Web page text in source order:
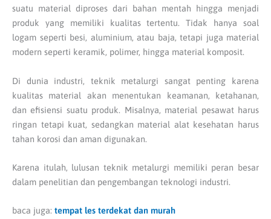
suatu material diproses dari bahan mentah hingga menjadi
produk yang memiliki kualitas tertentu. Tidak hanya soal
logam seperti besi, aluminium, atau baja, tetapi juga material
modern seperti keramik, polimer, hingga material komposit.
Di dunia industri, teknik metalurgi sangat penting karena
kualitas material akan menentukan keamanan, ketahanan,
dan efisiensi suatu produk. Misalnya, material pesawat harus
ringan tetapi kuat, sedangkan material alat kesehatan harus
tahan korosi dan aman digunakan.
Karena itulah, lulusan teknik metalurgi memiliki peran besar
dalam penelitian dan pengembangan teknologi industri.
baca juga: tempat les terdekat dan murah